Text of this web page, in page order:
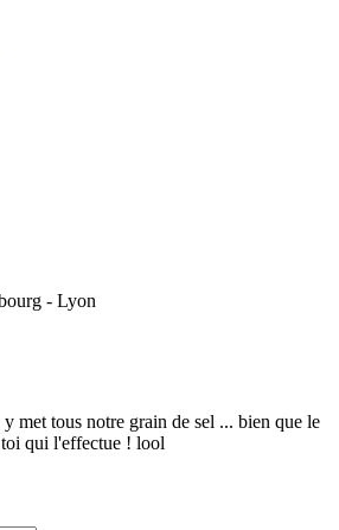
- Lyon
met tous notre grain de sel ... bien que le
qui l'effectue ! lool